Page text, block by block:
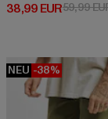
38,99 EUR
Derzeitiger Preis:
59,99
NEU -38%